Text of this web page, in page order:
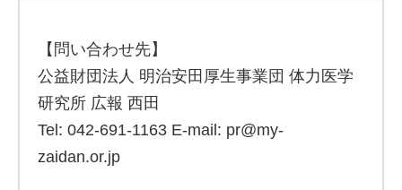
【問い合わせ先】
公益財団法人 明治安田厚生事業団 体力医学
研究所 広報 西田
Tel: 042-691-1163 E-mail: pr@my-
zaidan.or.jp